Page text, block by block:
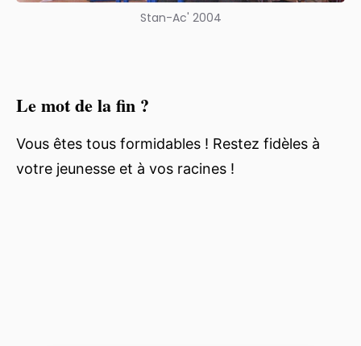
Stan-Ac' 2004
Le mot de la fin ?
Vous êtes tous formidables ! Restez fidèles à
votre jeunesse et à vos racines !